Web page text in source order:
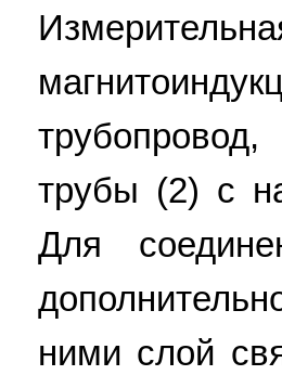
трубы (2) с
Для
ними слой